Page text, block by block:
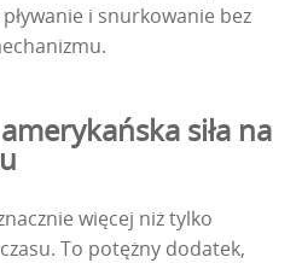
i snurkowanie bez
siła na
więcej niż tylko
To potężny dodatek,